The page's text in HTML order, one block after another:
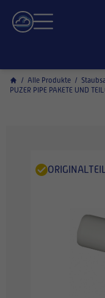
/ Alle Produkte /
PUZER PIPE PAKETE UND